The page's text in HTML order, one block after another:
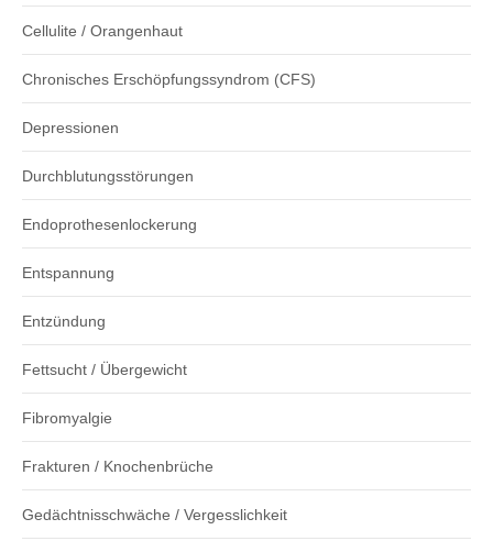
Cellulite / Orangenhaut
Chronisches Erschöpfungssyndrom (CFS)
Depressionen
Durchblutungsstörungen
Endoprothesenlockerung
Entspannung
Entzündung
Fettsucht / Übergewicht
Fibromyalgie
Frakturen / Knochenbrüche
Gedächtnisschwäche / Vergesslichkeit